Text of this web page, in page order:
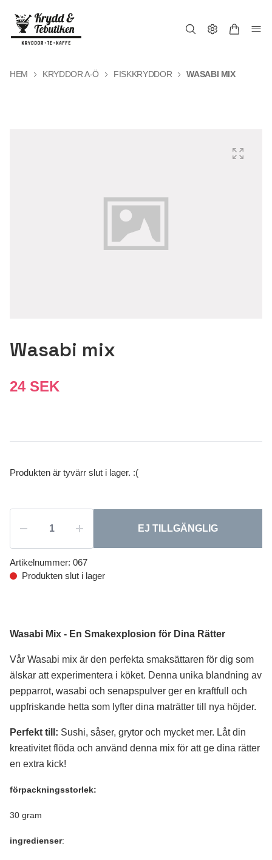
HEM KRYDDOR A-Ö FISKKRYDDOR WASABI MIX
Wasabi mix
24 SEK
Produkten är tyvärr slut i lager. :(
EJ TILLGÄNGLIG
Artikelnummer: 067
Produkten slut i lager
Wasabi Mix - En Smakexplosion för Dina Rätter
Vår Wasabi mix är den perfekta smaksättaren för dig som
älskar att experimentera i köket. Denna unika blandning av
pepparrot, wasabi och senapspulver ger en kraftfull och
uppfriskande hetta som lyfter dina maträtter till nya höjder.
Perfekt till: Sushi, såser, grytor och mycket mer. Låt din
kreativitet flöda och använd denna mix för att ge dina rätter
en extra kick!
förpackningsstorlek:
30 gram
ingredienser: